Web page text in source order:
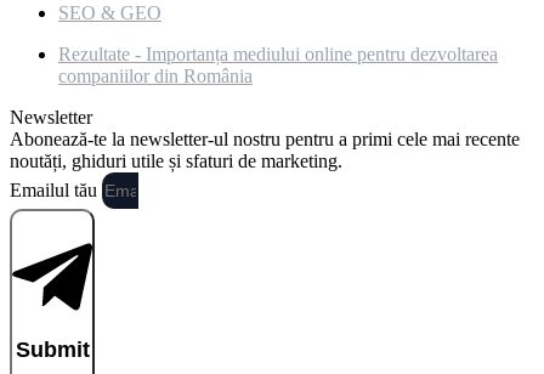
SEO & GEO
Rezultate - Importanța mediului online pentru dezvoltarea
companiilor din România
Newsletter
Abonează-te la newsletter-ul nostru pentru a primi cele mai recente
noutăți, ghiduri utile și sfaturi de marketing.
Emailul tău
Submit